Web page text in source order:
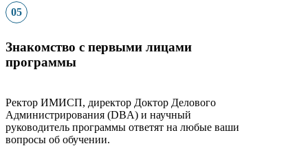
05
Знакомство с первыми лицами
программы
Ректор ИМИСП, директор Доктор Делового
Администрирования (DBA) и научный
руководитель программы ответят на любые ваши
вопросы об обучении.